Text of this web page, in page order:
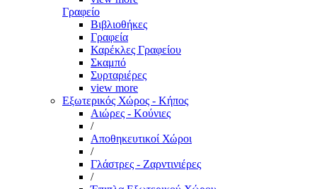
Γραφείο
Βιβλιοθήκες
Γραφεία
Καρέκλες Γραφείου
Σκαμπό
Συρταριέρες
view more
Εξωτερικός Χώρος - Κήπος
Αιώρες - Κούνιες
/
Αποθηκευτικοί Χώροι
/
Γλάστρες - Ζαρντινιέρες
/